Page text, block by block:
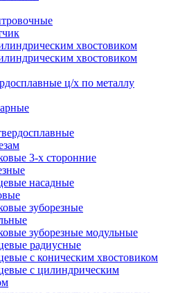
хвостовиком
хвостовиком
ц/х по металлу
3-х сторонние
насадные
зуборезные
зуборезные модульные
радиусные
с коническим хвостовиком
с цилиндрическим